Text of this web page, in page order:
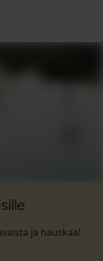
ja hauskaa!